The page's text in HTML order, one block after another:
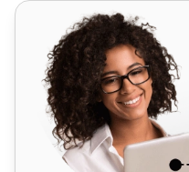
Sipgate